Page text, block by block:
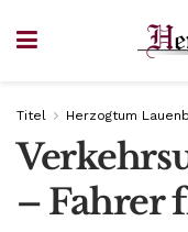
Titel Herzogtum
– Fahrer